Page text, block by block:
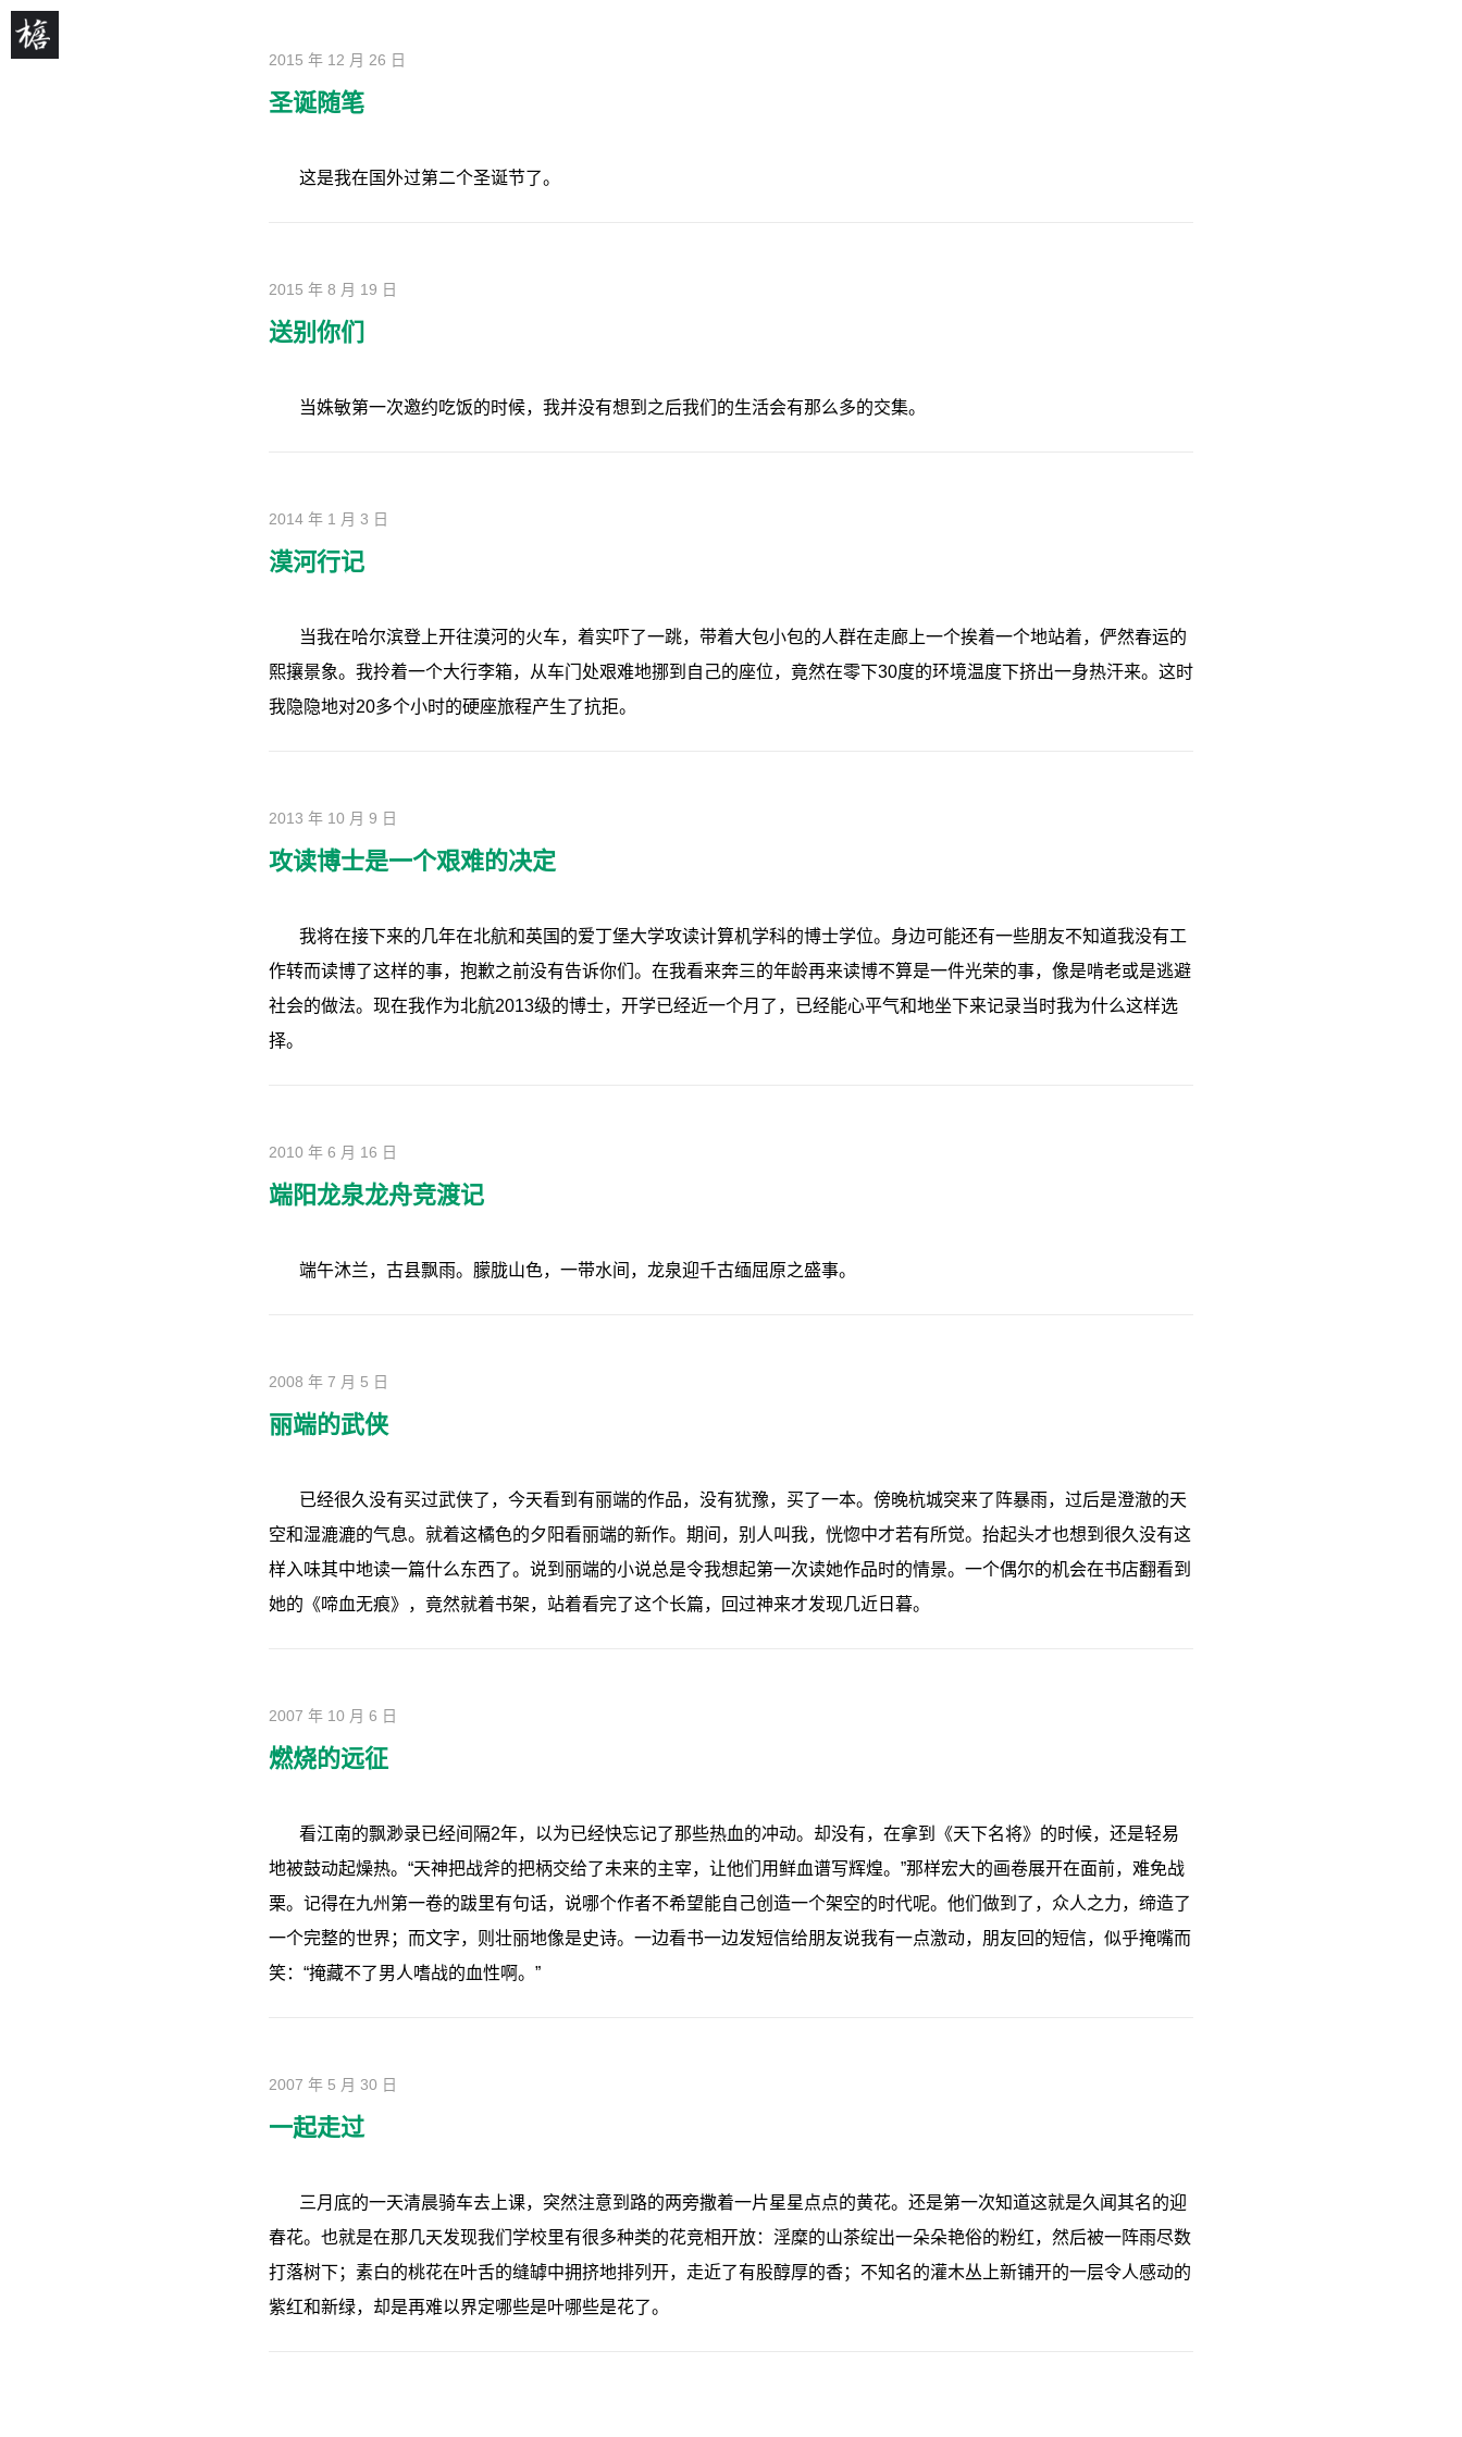
2015 年 12 月 26 日
圣诞随笔
这是我在国外过第二个圣诞节了。
2015 年 8 月 19 日
送别你们
当姝敏第一次邀约吃饭的时候，我并没有想到之后我们的生活会有那么多的交集。
2014 年 1 月 3 日
漠河行记
当我在哈尔滨登上开往漠河的火车，着实吓了一跳，带着大包小包的人群在走廊上一个挨着一个地站着，俨然春运的
熙攘景象。我拎着一个大行李箱，从车门处艰难地挪到自己的座位，竟然在零下30度的环境温度下挤出一身热汗来。这时
我隐隐地对20多个小时的硬座旅程产生了抗拒。
2013 年 10 月 9 日
攻读博士是一个艰难的决定
我将在接下来的几年在北航和英国的爱丁堡大学攻读计算机学科的博士学位。身边可能还有一些朋友不知道我没有工
作转而读博了这样的事，抱歉之前没有告诉你们。在我看来奔三的年龄再来读博不算是一件光荣的事，像是啃老或是逃避
社会的做法。现在我作为北航2013级的博士，开学已经近一个月了，已经能心平气和地坐下来记录当时我为什么这样选
择。
2010 年 6 月 16 日
端阳龙泉龙舟竞渡记
端午沐兰，古县飘雨。朦胧山色，一带水间，龙泉迎千古缅屈原之盛事。
2008 年 7 月 5 日
丽端的武侠
已经很久没有买过武侠了，今天看到有丽端的作品，没有犹豫，买了一本。傍晚杭城突来了阵暴雨，过后是澄澈的天
空和湿漉漉的气息。就着这橘色的夕阳看丽端的新作。期间，别人叫我，恍惚中才若有所觉。抬起头才也想到很久没有这
样入味其中地读一篇什么东西了。说到丽端的小说总是令我想起第一次读她作品时的情景。一个偶尔的机会在书店翻看到
她的《啼血无痕》，竟然就着书架，站着看完了这个长篇，回过神来才发现几近日暮。
2007 年 10 月 6 日
燃烧的远征
看江南的飘渺录已经间隔2年，以为已经快忘记了那些热血的冲动。却没有，在拿到《天下名将》的时候，还是轻易
地被鼓动起燥热。“天神把战斧的把柄交给了未来的主宰，让他们用鲜血谱写辉煌。”那样宏大的画卷展开在面前，难免战
栗。记得在九州第一卷的跋里有句话，说哪个作者不希望能自己创造一个架空的时代呢。他们做到了，众人之力，缔造了
一个完整的世界；而文字，则壮丽地像是史诗。一边看书一边发短信给朋友说我有一点激动，朋友回的短信，似乎掩嘴而
笑：“掩藏不了男人嗜战的血性啊。”
2007 年 5 月 30 日
一起走过
三月底的一天清晨骑车去上课，突然注意到路的两旁撒着一片星星点点的黄花。还是第一次知道这就是久闻其名的迎
春花。也就是在那几天发现我们学校里有很多种类的花竞相开放：淫糜的山茶绽出一朵朵艳俗的粉红，然后被一阵雨尽数
打落树下；素白的桃花在叶舌的缝罅中拥挤地排列开，走近了有股醇厚的香；不知名的灌木丛上新铺开的一层令人感动的
紫红和新绿，却是再难以界定哪些是叶哪些是花了。